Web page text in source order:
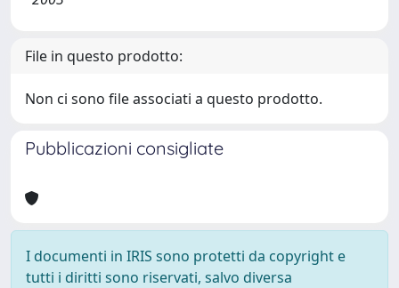
File in questo prodotto:
Non ci sono file associati a questo prodotto.
Pubblicazioni consigliate
I documenti in IRIS sono protetti da copyright e
tutti i diritti sono riservati, salvo diversa